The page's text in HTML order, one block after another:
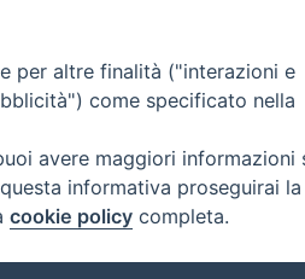
per altre finalità ("interazioni e
come specificato nella
avere maggiori informazioni
informativa proseguirai la
cookie policy completa.